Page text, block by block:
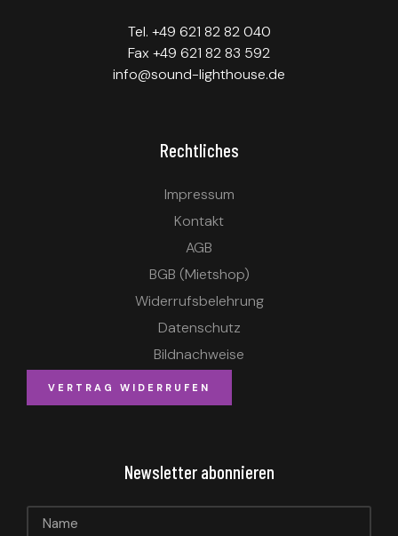
Tel. +49 621 82 82 040
Fax +49 621 82 83 592
info@sound-lighthouse.de
Rechtliches
Impressum
Kontakt
AGB
BGB (Mietshop)
Widerrufsbelehrung
Datenschutz
Bildnachweise
VERTRAG WIDERRUFEN
Newsletter abonnieren